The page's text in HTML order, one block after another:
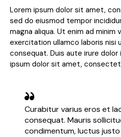
Lorem ipsum dolor sit amet,
sed do eiusmod tempor
magna aliqua. Ut enim ad minim
exercitation ullamco laboris nisi
consequat. Duis aute irure
ipsum dolor sit amet,
Curabitur varius eros et
consequat. Mauris
condimentum, luctus justo